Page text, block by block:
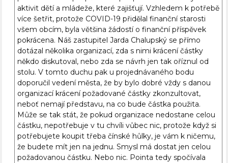
aktivit dětí a mládeže, které zajišťují. Vzhledem k potřebě
více šetřit, protože COVID-19 přidělal finanční starosti
všem obcím, byla většina žádostí o finanční příspěvek
pokrácena. Náš zastupitel Jarda Chalupský se přímo
dotázal několika organizací, zda s nimi krácení částky
někdo diskutoval, nebo zda se návrh jen tak oříznul od
stolu. V tomto duchu pak u projednávaného bodu
doporučil vedení města, že by bylo dobré vždy s danou
organizací krácení požadované částky zkonzultovat,
neboť nemají představu, na co bude částka použita.
Může se tak stát, že pokud organizace nedostane celou
částku, nepotřebuje v tu chvíli vůbec nic, protože když si
potřebujete koupit třeba čínské hůlky, je vám k ničemu,
že budete mít jen na jednu. Smysl má dostat jen celou
požadovanou částku. Nebo nic. Pointa tedy spočívala